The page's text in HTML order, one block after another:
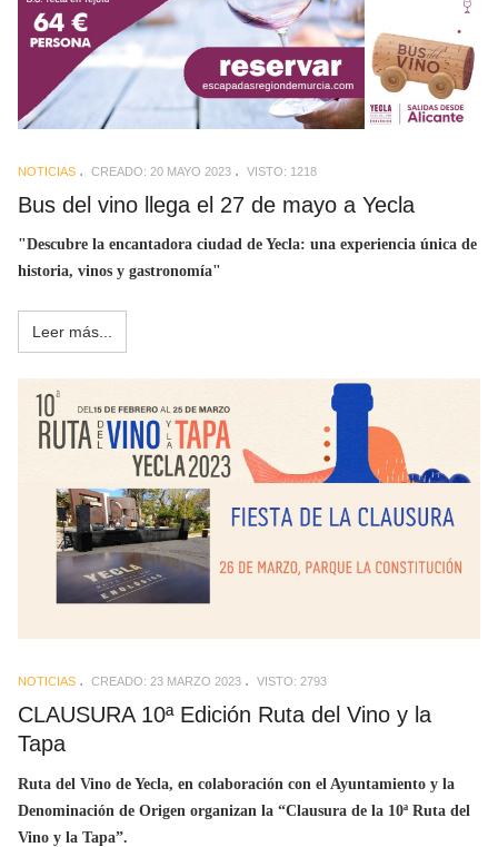
NOTICIAS CREADO: 20 MAYO 2023 VISTO: 1218
Bus del vino llega el 27 de mayo a Yecla
"Descubre la encantadora ciudad de Yecla: una experiencia única de
historia, vinos y gastronomía"
Leer más...
NOTICIAS CREADO: 23 MARZO 2023 VISTO: 2793
CLAUSURA 10ª Edición Ruta del Vino y la
Tapa
Ruta del Vino de Yecla, en colaboración con el Ayuntamiento y la
Denominación de Origen organizan la “Clausura de la 10ª Ruta del
Vino y la Tapa”.